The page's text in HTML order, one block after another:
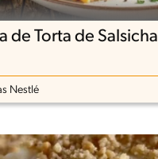
de Torta de Salsicha
Nestlé